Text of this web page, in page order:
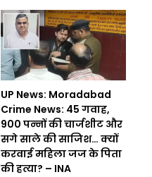
UP News: Moradabad
Crime News: 45 गवाह,
900 पन्नों की चार्जशीट और
सगे साले की साजिश… क्यों
करवाई महिला जज के पिता
की हत्या? – INA